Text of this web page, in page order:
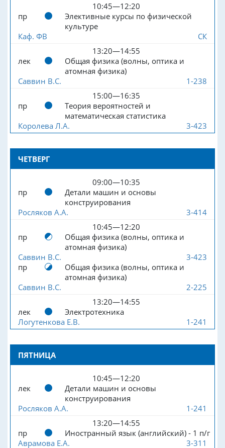
10:45—12:20
пр
Элективные курсы по физической
культуре
Каф. ФВ
СК
13:20—14:55
лек
Общая физика (волны, оптика и
атомная физика)
Саввин В.С.
1-238
15:00—16:35
пр
Теория вероятностей и
математическая статистика
Королева Л.А.
3-423
ЧЕТВЕРГ
09:00—10:35
пр
Детали машин и основы
конструирования
Росляков А.А.
3-414
10:45—12:20
пр
Общая физика (волны, оптика и
атомная физика)
Саввин В.С.
3-423
пр
Общая физика (волны, оптика и
атомная физика)
Саввин В.С.
2-225
13:20—14:55
лек
Электротехника
Логутенкова Е.В.
1-241
ПЯТНИЦА
10:45—12:20
лек
Детали машин и основы
конструирования
Росляков А.А.
1-241
13:20—14:55
пр
Иностранный язык (английский) - 1 п/г
Аврамова Е.А.
3-311